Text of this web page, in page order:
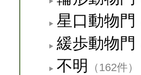
星口動物門
緩歩動物門
不明
（162件）